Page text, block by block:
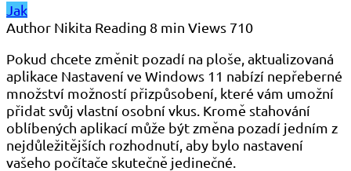
Jak
Author Nikita Reading 8 min Views 710
Pokud chcete změnit pozadí na ploše, aktualizovaná
aplikace Nastavení ve Windows 11 nabízí nepřeberné
množství možností přizpůsobení, které vám umožní
přidat svůj vlastní osobní vkus. Kromě stahování
oblíbených aplikací může být změna pozadí jedním z
nejdůležitějších rozhodnutí, aby bylo nastavení
vašeho počítače skutečně jedinečné.